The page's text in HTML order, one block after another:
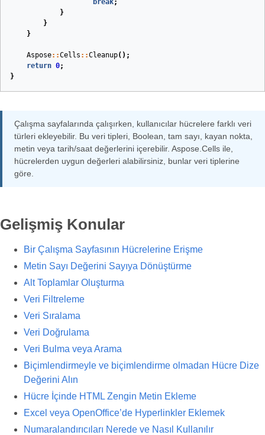
break;
}
}
}
Aspose::Cells ::Cleanup();
return 0;
}
Çalışma sayfalarında çalışırken, kullanıcılar hücrelere farklı veri
türleri ekleyebilir. Bu veri tipleri, Boolean, tam sayı, kayan nokta,
metin veya tarih/saat değerlerini içerebilir. Aspose.Cells ile,
hücrelerden uygun değerleri alabilirsiniz, bunlar veri tiplerine
göre.
Gelişmiş Konular
Bir Çalışma Sayfasının Hücrelerine Erişme
Metin Sayı Değerini Sayıya Dönüştürme
Alt Toplamlar Oluşturma
Veri Filtreleme
Veri Sıralama
Veri Doğrulama
Veri Bulma veya Arama
Biçimlendirmeyle ve biçimlendirme olmadan Hücre Dize
Değerini Alın
Hücre İçinde HTML Zengin Metin Ekleme
Excel veya OpenOffice’de Hyperlinkler Eklemek
Numaralandırıcıları Nerede ve Nasıl Kullanılır